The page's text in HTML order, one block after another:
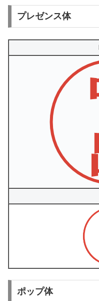
プレゼンス体
ポップ体